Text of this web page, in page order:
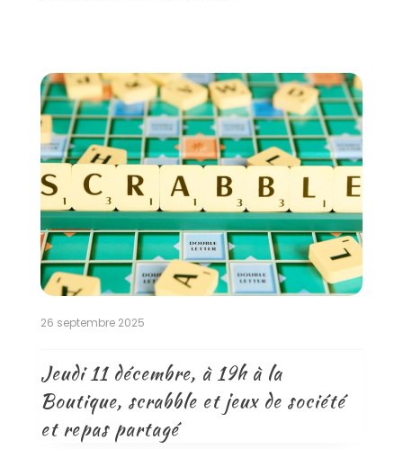
26 septembre 2025
Jeudi 11 décembre, à 19h à la
Boutique, scrabble et jeux de société
et repas partagé